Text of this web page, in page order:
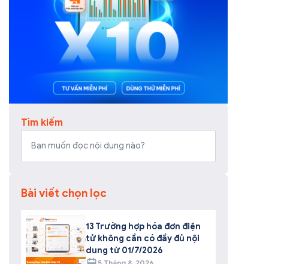
Tìm kiếm
Bài viết chọn lọc
13 Trường hợp hóa đơn điện
tử không cần có đầy đủ nội
dung từ 01/7/2026